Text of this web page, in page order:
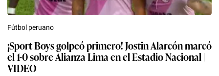
Fútbol peruano
¡Sport Boys golpeó primero! Jostin Alarcón marcó
el 1-0 sobre Alianza Lima en el Estadio Nacional |
VIDEO